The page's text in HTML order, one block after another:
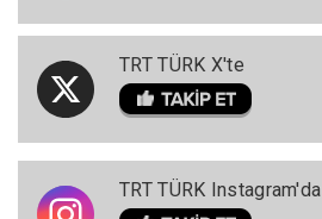
TRT TÜRK X'te
TRT TÜRK Instagram'da